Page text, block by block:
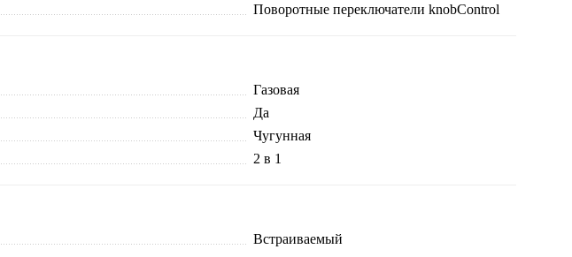
Поворотные переключатели knobControl
Газовая
Да
Чугунная
2 в 1
Встраиваемый